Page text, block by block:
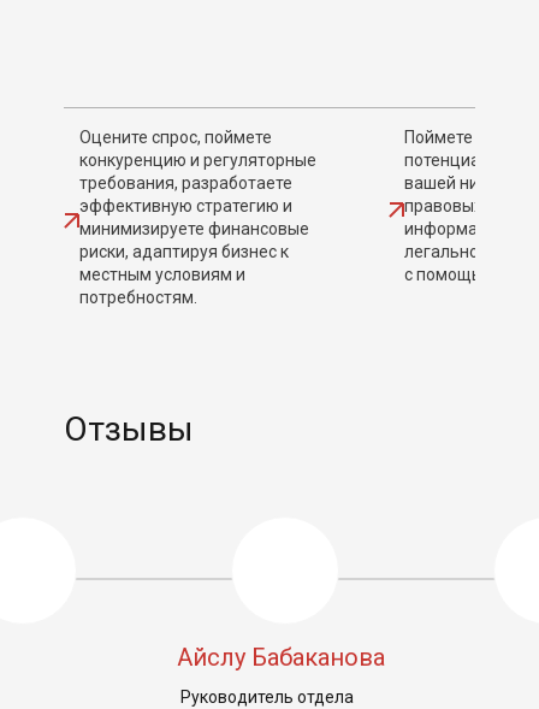
Оцените спрос, поймете
конкуренцию и регуляторные
требования, разработаете
эффективную стратегию и
минимизируете финансовые
риски, адаптируя бизнес к
местным условиям и
потребностям.
Поймете
потенциальной
вашей нише,
правовых
информацию о
легального
с помощью
Отзывы
Айслу Бабаканова
Руководитель отдела